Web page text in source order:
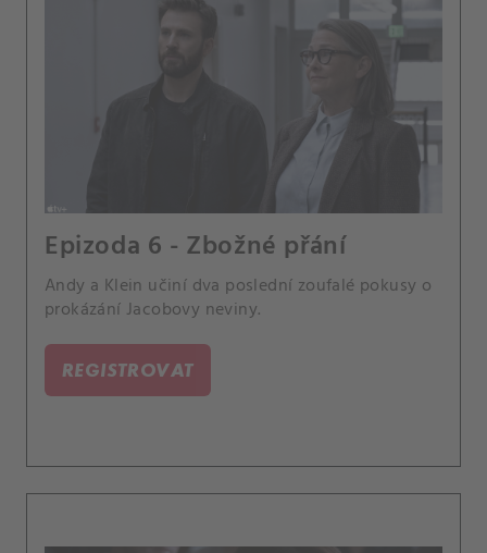
Epizoda 6 - Zbožné přání
Andy a Klein učiní dva poslední zoufalé pokusy o
prokázání Jacobovy neviny.
REGISTROVAT